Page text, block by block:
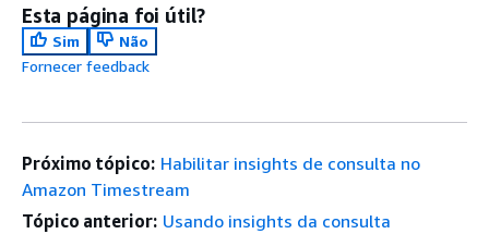
Esta página foi útil?
Sim
Não
Fornecer feedback
Próximo tópico: Habilitar insights de consulta no
Amazon Timestream
Tópico anterior: Usando insights da consulta